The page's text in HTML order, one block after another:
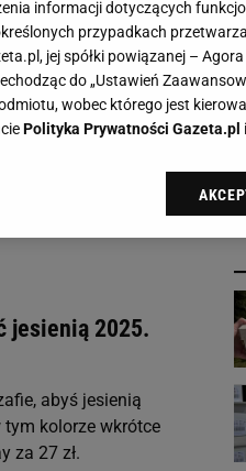
jesienią 2025.
abyś jesienią
tym kolorze wkrótce
za 27 zł.
informacji dotyczących
przypadkach
jej spółki powiązanej – Agora
do „Ustawień
wobec którego jest
Polityka Prywatności Gazeta.pl i
cookie Gazeta.pl sp. z o.o.,
dot. przetwarzania danych
Zaawansowanych”. Zmiana
następujących celach:
urządzenia do celów
reklamy i treści, pomiar reklam i